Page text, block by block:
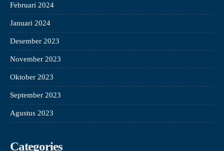
Februari 2024
Januari 2024
Desember 2023
November 2023
Oktober 2023
September 2023
Agustus 2023
Categories